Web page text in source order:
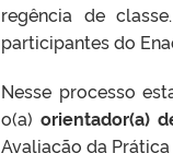
regência de
participantes do
Nesse processo
o(a) orientador(a)
Avaliação da Prática